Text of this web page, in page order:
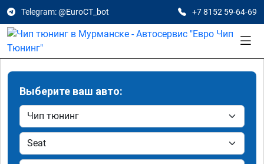
Telegram: @EuroCT_bot +7 8152 59-64-69
Выберите ваш авто: